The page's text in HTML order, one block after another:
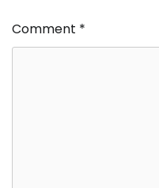
Comment *